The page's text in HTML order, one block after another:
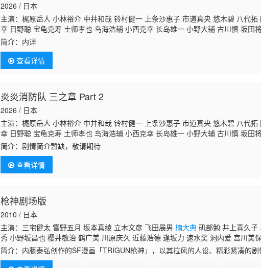
2026 / 日本
主演：梶原岳人 小林裕介 中井和哉 铃村健一 上条沙惠子 市道真央 悠木碧 八代
幸 日野聪 宝龟克寿 土师孝也 鸟海浩辅 小西克幸 长岛雄一 小野大辅 古川慎 坂田
沙耶香 金元寿子 宫野真守 前野智昭 赤尾光 坂本真绫 内山夕实 钉宫理惠 安元洋贵
美 小林亲弘 松冈祯丞 乃村健次 千叶进步 青山穰 日笠阳子 相泽正辉 川田绅司 松
一 津田健次郎 樱井孝宏 石田彰 田村睦心 岛田敏 朝井彩加 千叶翔也 小野友树
简介： 内详
查看详情
炎炎消防队 三之章 Part 2
2026 / 日本
主演：梶原岳人 小林裕介 中井和哉 铃村健一 上条沙惠子 市道真央 悠木碧 八代
幸 日野聪 宝龟克寿 土师孝也 鸟海浩辅 小西克幸 长岛雄一 小野大辅 古川慎 坂田
沙耶香 金元寿子 宫野真守 前野智昭 赤尾光 坂本真绫 内山夕实 钉宫理惠 安元洋贵
美 小林亲弘 松冈祯丞 乃村健次 千叶进步 青山穰 日笠阳子 相泽正辉 川田绅司 松
一 津田健次郎 樱井孝宏 石田彰 田村睦心 岛田敏 朝井彩加 千叶翔也 小野友树
简介：剧情简介暂缺，敬请期待
查看详情
枪神剧场版
2010 / 日本
主演：三宅健太 雪野五月 坂本真绫 立木文彦 飞田展男楠大典 矶部勉 井上喜久子
秀 小野坂昌也 樱井敏治 鹤广美 川原庆久 近藤浩德 逢坂力 速水奖 洞内爱 宫川美
简介： 内藤泰弘创作的SF漫画「TRIGUN枪神」，以其拉风的人设、精彩紧凑的
评，该作曾于1998年推出全26话的TV动画，而早在去年就预定2009年内公开的剧